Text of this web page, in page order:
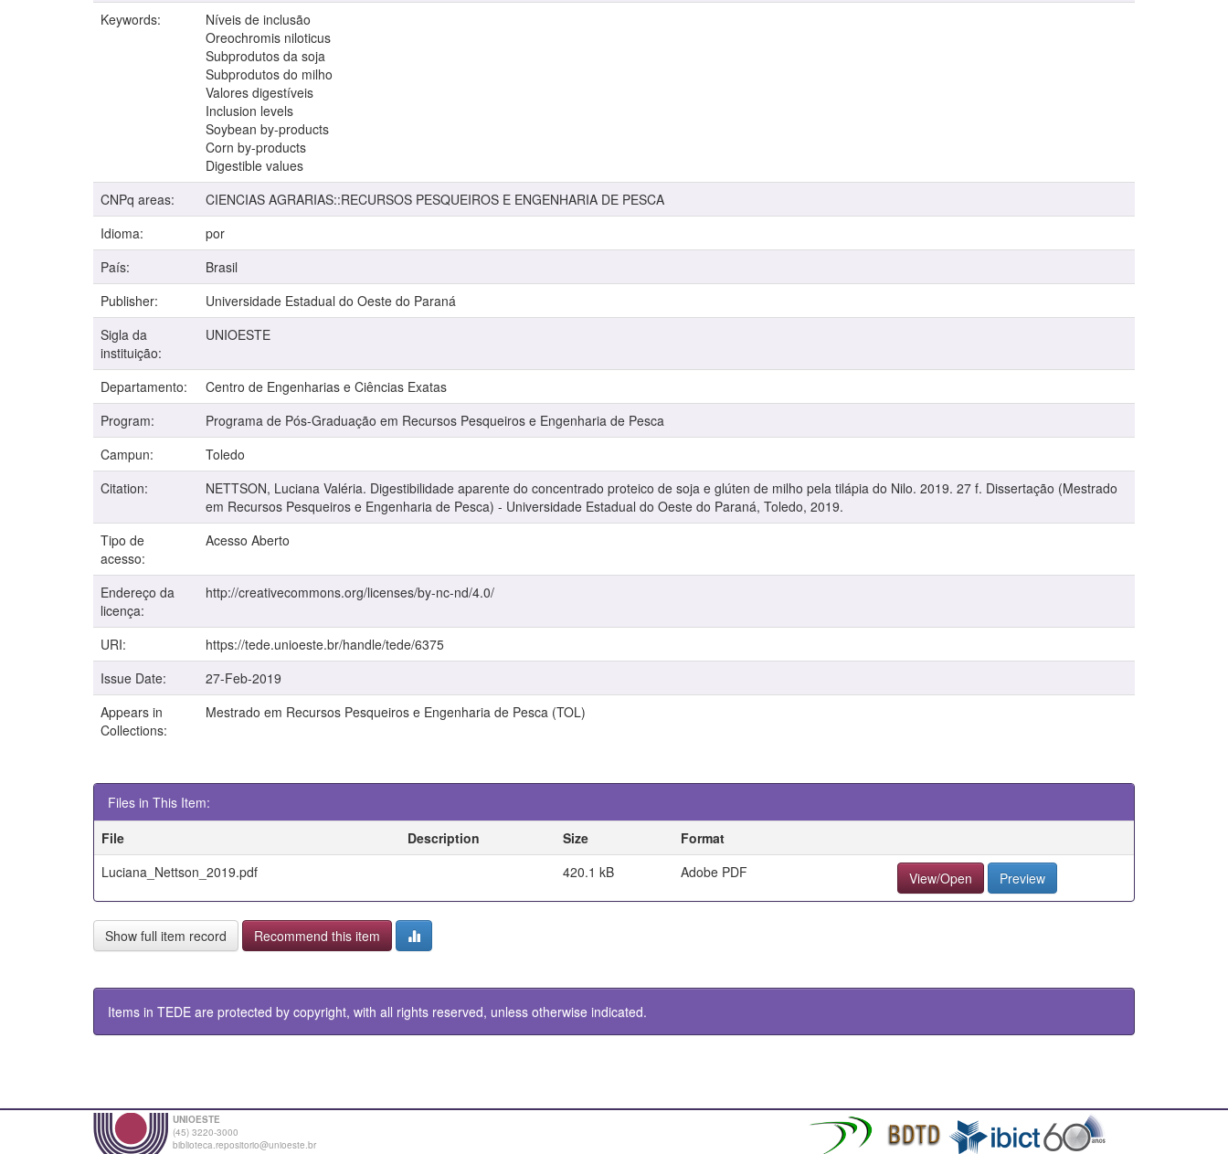
Keywords:
Níveis de inclusão
Oreochromis niloticus
Subprodutos da soja
Subprodutos do milho
Valores digestíveis
Inclusion levels
Soybean by-products
Corn by-products
Digestible values
CNPq areas:
CIENCIAS AGRARIAS::RECURSOS PESQUEIROS E ENGENHARIA DE PESCA
Idioma:
por
País:
Brasil
Publisher:
Universidade Estadual do Oeste do Paraná
Sigla da
instituição:
UNIOESTE
Departamento:
Centro de Engenharias e Ciências Exatas
Program:
Programa de Pós-Graduação em Recursos Pesqueiros e Engenharia de Pesca
Campun:
Toledo
Citation:
NETTSON, Luciana Valéria. Digestibilidade aparente do concentrado proteico de soja e glúten de milho pela tilápia do Nilo. 2019. 27 f. Dissertação (Mestrado
em Recursos Pesqueiros e Engenharia de Pesca) - Universidade Estadual do Oeste do Paraná, Toledo, 2019.
Tipo de
acesso:
Acesso Aberto
Endereço da
licença:
http://creativecommons.org/licenses/by-nc-nd/4.0/
URI:
https://tede.unioeste.br/handle/tede/6375
Issue Date:
27-Feb-2019
Appears in
Collections:
Mestrado em Recursos Pesqueiros e Engenharia de Pesca (TOL)
Files in This Item:
File
Description Size
Format
Luciana_Nettson_2019.pdf
420.1 kB Adobe PDF View/Open Preview
Show full item record Recommend this item
Items in TEDE are protected by copyright, with all rights reserved, unless otherwise indicated.
UNIOESTE
(45) 3220-3000
biblioteca.repositorio@unioeste.br